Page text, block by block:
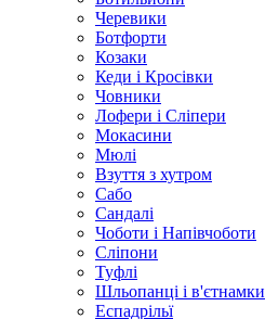
Черевики
Ботфорти
Козаки
Кеди і Кросівки
Човники
Лофери і Сліпери
Мокасини
Мюлі
Взуття з хутром
Сабо
Сандалі
Чоботи і Напівчоботи
Сліпони
Туфлі
Шльопанці і в'єтнамки
Еспадрільї